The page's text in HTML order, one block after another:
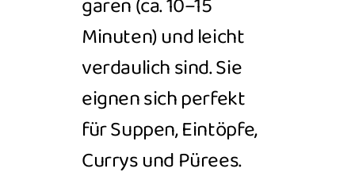
Minuten) und leicht
verdaulich sind. Sie
eignen sich perfekt
für Suppen, Eintöpfe,
Currys und Pürees.